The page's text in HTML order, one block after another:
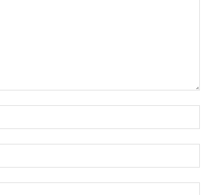
前
*
メ
ー